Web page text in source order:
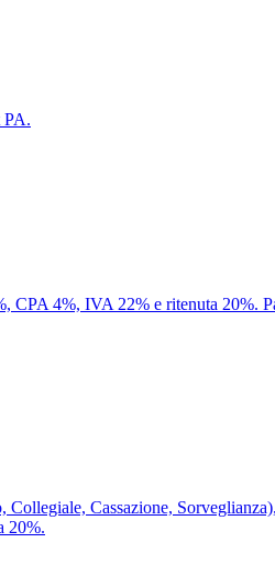
PA.
4%, IVA 22% e ritenuta 20%.
Cassazione,
20%.